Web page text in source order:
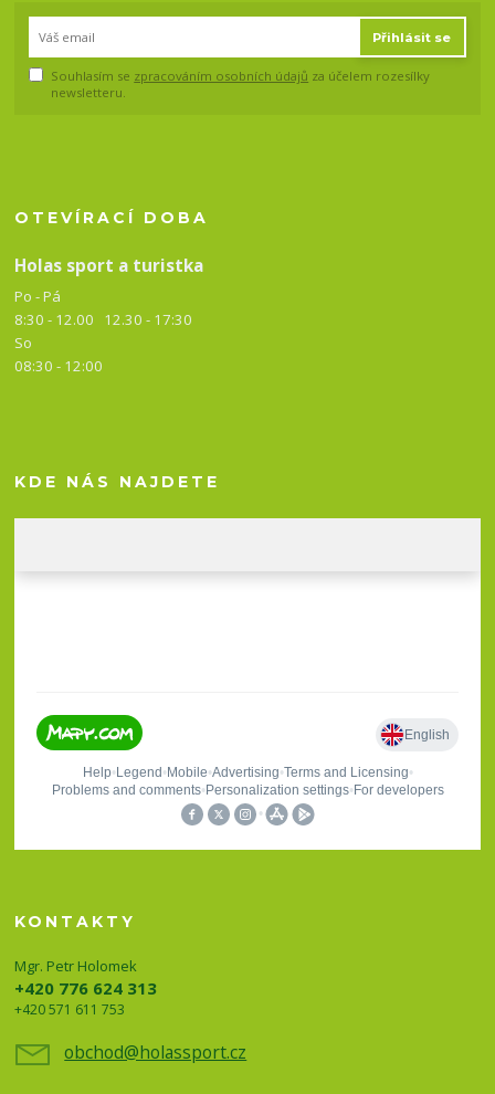
Přihlásit se
Souhlasím se zpracováním osobních údajů za účelem rozesílky
newsletteru.
OTEVÍRACÍ DOBA
Holas sport a turistka
Po - Pá
8:30 - 12.00 12.30 - 17:30
So
08:30 - 12:00
KDE NÁS NAJDETE
KONTAKTY
Mgr. Petr Holomek
+420 776 624 313
+420 571 611 753
obchod@holassport.cz